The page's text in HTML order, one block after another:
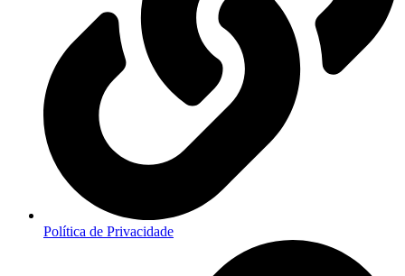
Política de Privacidade